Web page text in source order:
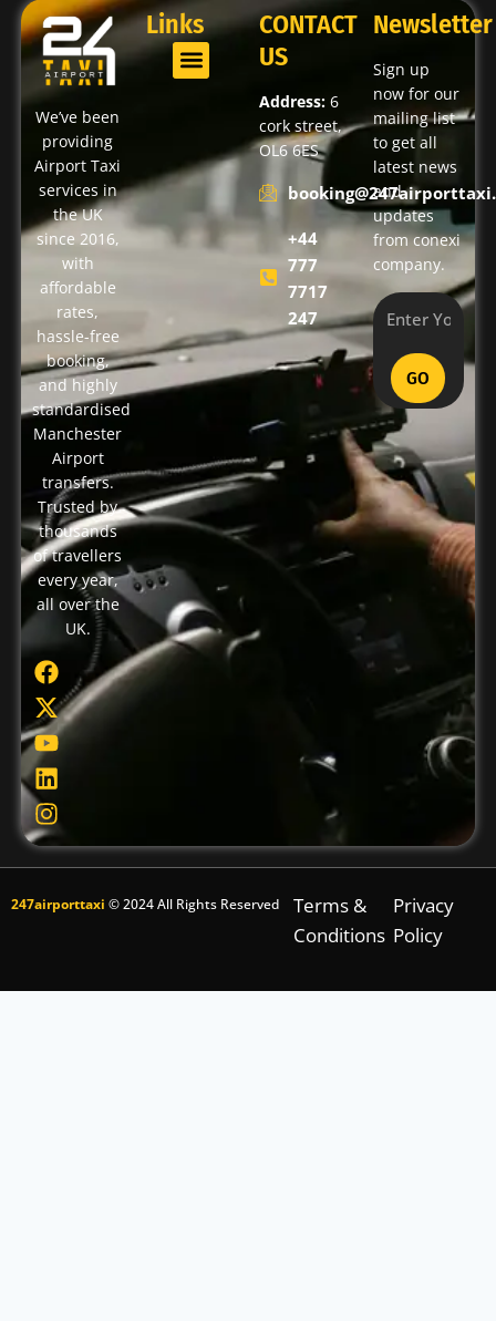
We’ve been
providing
Airport Taxi
services in
the UK
since 2016,
with
affordable
rates,
hassle-free
booking,
and highly
standardised
Manchester
Airport
transfers.
Trusted by
thousands
of travellers
every year,
all over the
UK.
Links
CONTACT
US
Address: 6
cork street,
OL6 6ES
+44
777
7717
247
Newsletter
Sign up
now for our
mailing list
to get all
latest news
and
updates
from conexi
company.
GO
247airporttaxi © 2024 All Rights Reserved
Terms &
Conditions
Privacy
Policy